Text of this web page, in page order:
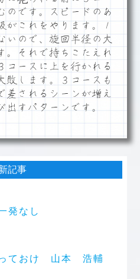
のです。スピードのあ
がこれをやります。１
いので、旋回半径の大
。それで持ちこたえれ
コースに上を行かれる
敗します。３コースも
差されるシーンが増え
出すパターンです。
記事
発なし
っておけ 山本 浩輔